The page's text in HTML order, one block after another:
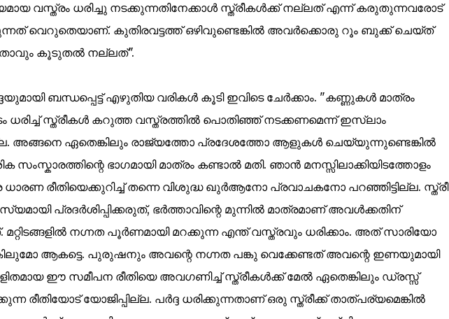
വസ്ത്രം ധരിച്ചു നടക്കുന്നതിനേക്കാള്‍ സ്ത്രീകള്‍ക്ക് നല്ലത് എന്ന് കരുതുന്നവരോട്
വെറുതെയാണ്. കുതിരവട്ടത്ത് ഒഴിവുണ്ടെങ്കില്‍ അവര്‍ക്കൊരു റൂം ബുക്ക്‌ ചെയ്ത്
കൂടുതല്‍ നല്ലത്".
ബന്ധപ്പെട്ട് എഴുതിയ വരികൾ കൂടി ഇവിടെ ചേർക്കാം. "കണ്ണുകള്‍ മാത്രം
ധരിച്ച് സ്ത്രീകള്‍ കറുത്ത വസ്ത്രത്തില്‍ പൊതിഞ്ഞ് നടക്കണമെന്ന് ഇസ്ലാം
അങ്ങനെ ഏതെങ്കിലും രാജ്യത്തോ പ്രദേശത്തോ ആളുകള്‍ ചെയ്യുന്നുണ്ടെങ്കില്‍
ഭാഗമായി മാത്രം കണ്ടാല്‍ മതി. ഞാന്‍ മനസ്സിലാക്കിയിടത്തോളം
ധാരണ രീതിയെക്കുറിച്ച് തന്നെ വിശുദ്ധ ഖുര്‍ആനോ പ്രവാചകനോ പറഞ്ഞിട്ടില്ല. സ്ത്രീ
പ്രദര്‍ശിപ്പിക്കരുത്, ഭര്‍ത്താവിന്റെ മുന്നില്‍ മാത്രമാണ് അവള്‍ക്കതിന്
നഗ്നത പൂര്‍ണമായി മറക്കുന്ന എന്ത് വസ്ത്രവും ധരിക്കാം. അത് സാരിയോ
ആകട്ടെ. പുരുഷനും അവന്റെ നഗ്നത പങ്കു വെക്കേണ്ടത് അവന്റെ ഇണയുമായി
ഈ സമീപന രീതിയെ അവഗണിച്ച് സ്ത്രീകള്‍ക്ക് മേല്‍ ഏതെങ്കിലും ഡ്രസ്സ്‌
രീതിയോട് യോജിപ്പില്ല. പര്‍ദ്ദ ധരിക്കുന്നതാണ് ഒരു സ്ത്രീക്ക് താത്പര്യമെങ്കില്‍